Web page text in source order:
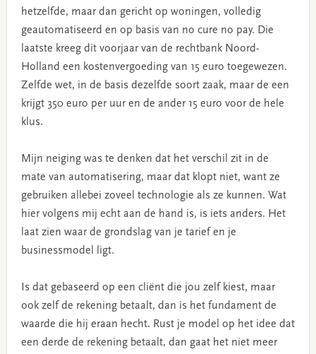
hetzelfde, maar dan gericht op woningen, volledig
geautomatiseerd en op basis van no cure no pay. Die
laatste kreeg dit voorjaar van de rechtbank Noord-
Holland een kostenvergoeding van 15 euro toegewezen.
Zelfde wet, in de basis dezelfde soort zaak, maar de een
krijgt 350 euro per uur en de ander 15 euro voor de hele
klus.
Mijn neiging was te denken dat het verschil zit in de
mate van automatisering, maar dat klopt niet, want ze
gebruiken allebei zoveel technologie als ze kunnen. Wat
hier volgens mij echt aan de hand is, is iets anders. Het
laat zien waar de grondslag van je tarief en je
businessmodel ligt.
Is dat gebaseerd op een cliënt die jou zelf kiest, maar
ook zelf de rekening betaalt, dan is het fundament de
waarde die hij eraan hecht. Rust je model op het idee dat
een derde de rekening betaalt, dan gaat het niet meer